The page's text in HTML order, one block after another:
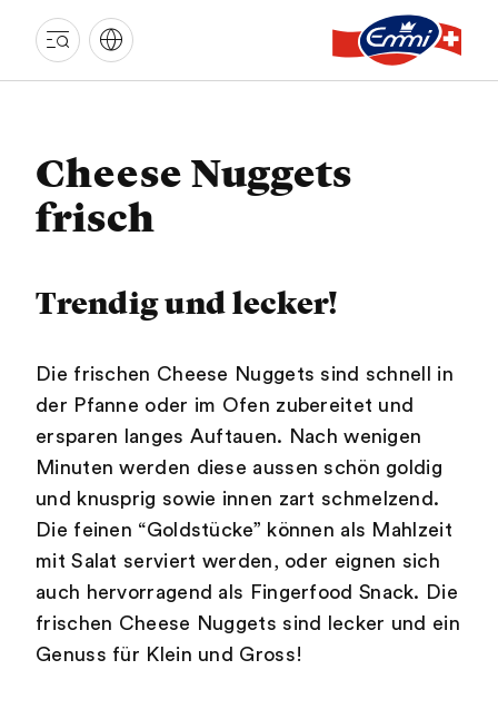
EMMI
LANGNAU
Cheese Nuggets
frisch
Trendig und lecker!
Die frischen Cheese Nuggets sind schnell in
der Pfanne oder im Ofen zubereitet und
ersparen langes Auftauen. Nach wenigen
Minuten werden diese aussen schön goldig
und knusprig sowie innen zart schmelzend.
Die feinen “Goldstücke” können als Mahlzeit
mit Salat serviert werden, oder eignen sich
auch hervorragend als Fingerfood Snack. Die
frischen Cheese Nuggets sind lecker und ein
Genuss für Klein und Gross!